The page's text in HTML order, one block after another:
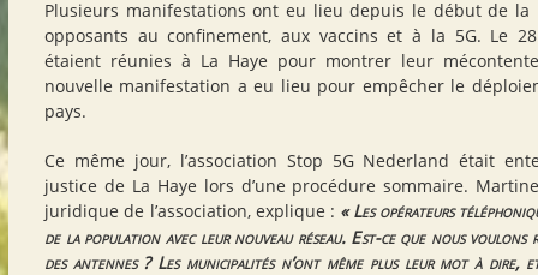
Plusieurs manifestations ont eu lieu depuis le début de la
opposants au confinement, aux vaccins et à la 5G. Le
étaient réunies à La Haye pour montrer leur
nouvelle manifestation a eu lieu pour empêcher le
pays.
Ce même jour, l’association Stop 5G Nederland était
justice de La Haye lors d’une procédure sommaire.
juridique de l’association, explique : « Les opérateurs
de la population avec leur nouveau réseau. Est-ce que nous voulons
des antennes ? Les municipalités n’ont même plus leur mot à dire,